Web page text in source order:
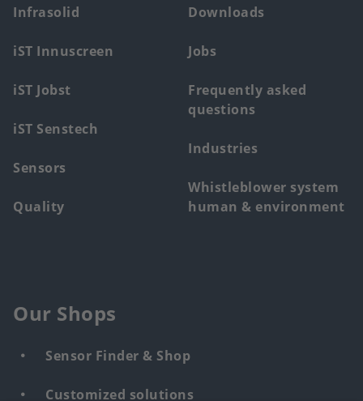
main
menu
Infrasolid
iST Innuscreen
iST Jobst
iST Senstech
Sensors
Quality
Downloads
Jobs
Frequently asked
questions
Industries
Whistleblower system
human & environment
Our Shops
Sensor Finder & Shop
Customized solutions